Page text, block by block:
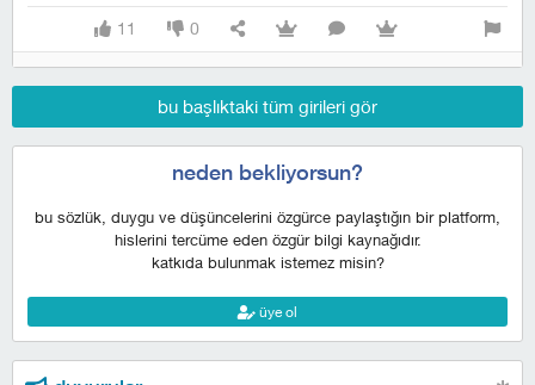
11 0
bu başlıktaki tüm girileri gör
neden bekliyorsun?
bu sözlük, duygu ve düşüncelerini özgürce paylaştığın bir platform,
hislerini tercüme eden özgür bilgi kaynağıdır.
katkıda bulunmak istemez misin?
üye ol